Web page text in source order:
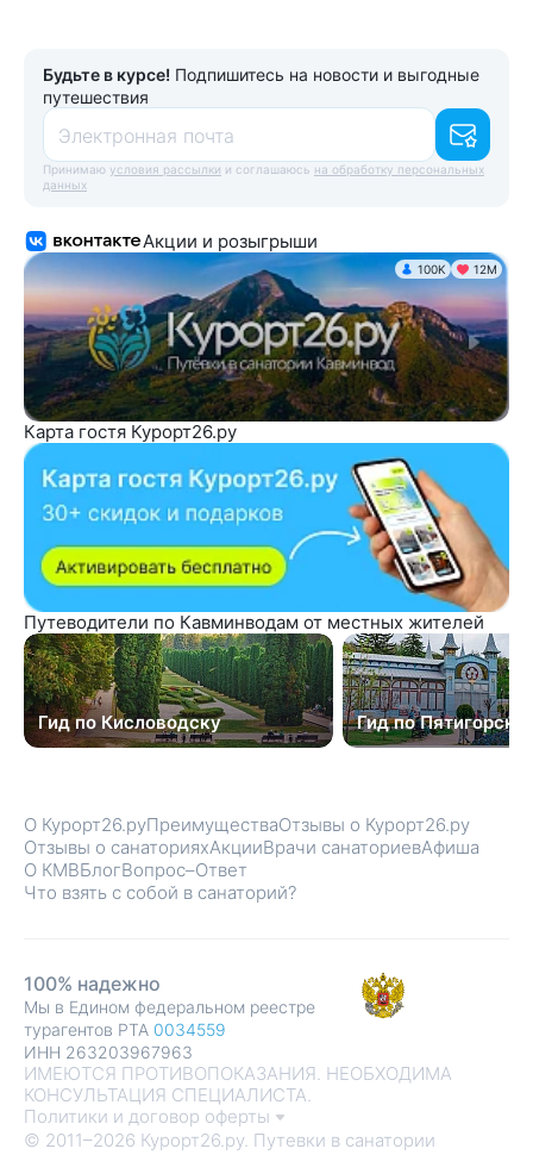
Будьте в курсе! Подпишитесь на новости и выгодные
путешествия
Электронная почта
Принимаю условия рассылки и соглашаюсь на обработку персональных
данных
Акции и розыгрыши
100K 12М
Карта гостя Курорт26.ру
Путеводители по Кавминводам от местных жителей
Гид по Кисловодску Гид по Пятигорску
О Курорт26.руПреимуществаОтзывы о Курорт26.ру
Отзывы о санаторияхАкцииВрачи санаториевАфиша
О КМВБлогВопрос–Ответ
Что взять с собой в санаторий?
ИМЕЮТСЯ ПРОТИВОПОКАЗАНИЯ. НЕОБХОДИМА
КОНСУЛЬТАЦИЯ СПЕЦИАЛИСТА.
Политики и договор оферты
© 2011–2026 Курорт26.ру. Путевки в санатории
100% надежно
Мы в Едином федеральном реестре
турагентов РТА 0034559
ИНН 263203967963